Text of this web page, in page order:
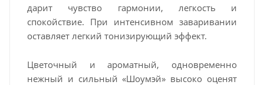
дарит чувство гармонии, легкость и
спокойствие. При интенсивном заваривании
оставляет легкий тонизирующий эффект.
Цветочный и ароматный, одновременно
нежный и сильный «Шоумэй» высоко оценят